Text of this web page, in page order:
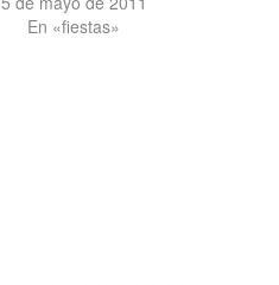
En «fiestas»